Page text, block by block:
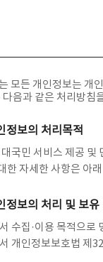
모든 개인정보는 개
음과 같은 처리방침
정보의 처리목적
국민 서비스 제공 및
한 자세한 사항은 아
정보의 처리 및 보유
수집·이용 목적으로
개인정보보호법 제